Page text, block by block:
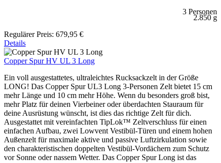
3 Personen
2.850 g
Regulärer Preis: 679,95 €
Details
Copper Spur HV UL 3 Long
Ein voll ausgestattetes, ultraleichtes Rucksackzelt in der Größe
LONG! Das Copper Spur UL3 Long 3-Personen Zelt bietet 15 cm
mehr Länge und 10 cm mehr Höhe. Wenn du besonders groß bist,
mehr Platz für deinen Vierbeiner oder überdachten Stauraum für
deine Ausrüstung wünscht, ist dies das richtige Zelt für dich.
Ausgestattet mit vereinfachten TipLok™ Zeltverschluss für einen
einfachen Aufbau, zwei Lowvent Vestibül-Türen und einem hohen
Außenzelt für maximale aktive und passive Luftzirkulation sowie
den charakteristischen doppelten Vestibül-Vordächern zum Schutz
vor Sonne oder nassem Wetter. Das Copper Spur Long ist das